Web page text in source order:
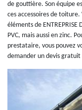
de gouttière. Son équipe
ces accessoires de
éléments de
PVC, mais aussi en zinc.
prestataire, vous pouvez
demander un devis